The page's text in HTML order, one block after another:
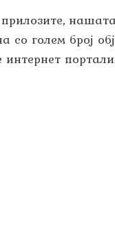
со голем број
интернет